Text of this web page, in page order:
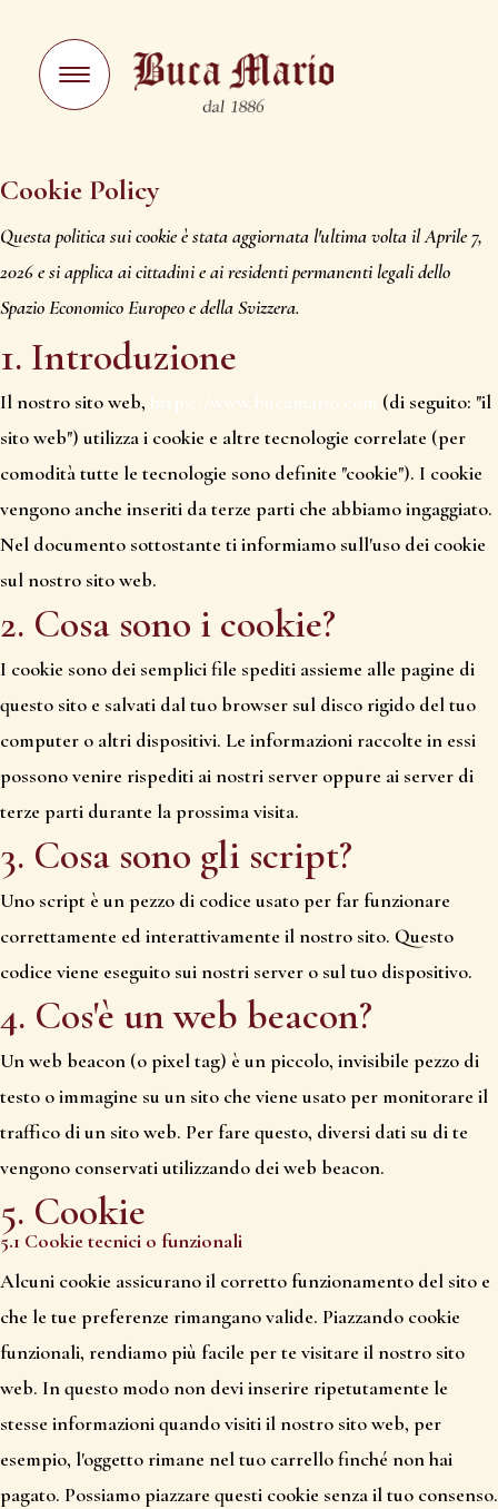
Cookie Policy
Questa politica sui cookie è stata aggiornata l'ultima volta il Aprile 7,
2026 e si applica ai cittadini e ai residenti permanenti legali dello
Spazio Economico Europeo e della Svizzera.
1. Introduzione
Il nostro sito web, https://www.bucamario.com (di seguito: "il
sito web") utilizza i cookie e altre tecnologie correlate (per
comodità tutte le tecnologie sono definite "cookie"). I cookie
vengono anche inseriti da terze parti che abbiamo ingaggiato.
Nel documento sottostante ti informiamo sull'uso dei cookie
sul nostro sito web.
2. Cosa sono i cookie?
I cookie sono dei semplici file spediti assieme alle pagine di
questo sito e salvati dal tuo browser sul disco rigido del tuo
computer o altri dispositivi. Le informazioni raccolte in essi
possono venire rispediti ai nostri server oppure ai server di
terze parti durante la prossima visita.
3. Cosa sono gli script?
Uno script è un pezzo di codice usato per far funzionare
correttamente ed interattivamente il nostro sito. Questo
codice viene eseguito sui nostri server o sul tuo dispositivo.
4. Cos'è un web beacon?
Un web beacon (o pixel tag) è un piccolo, invisibile pezzo di
testo o immagine su un sito che viene usato per monitorare il
traffico di un sito web. Per fare questo, diversi dati su di te
vengono conservati utilizzando dei web beacon.
5. Cookie
5.1 Cookie tecnici o funzionali
Alcuni cookie assicurano il corretto funzionamento del sito e
che le tue preferenze rimangano valide. Piazzando cookie
funzionali, rendiamo più facile per te visitare il nostro sito
web. In questo modo non devi inserire ripetutamente le
stesse informazioni quando visiti il nostro sito web, per
esempio, l'oggetto rimane nel tuo carrello finché non hai
pagato. Possiamo piazzare questi cookie senza il tuo consenso.